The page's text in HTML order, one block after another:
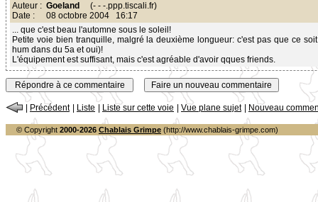
Auteur : Goeland
(- - -.ppp.tiscali.fr)
Date :
08 octobre 2004 16:17
... que c'est beau l'automne sous le soleil!
Petite voie bien tranquille, malgré la deuxième longueur: c'est pas que ce
hum dans du 5a et oui)!
L'équipement est suffisant, mais c'est agréable d'avoir qques friends.
Précédent Liste Liste sur cette voie Vue plane sujet Nouveau
© Copyright 2000-2026 Chablais Grimpe (http://www.chablais-grimpe.com)